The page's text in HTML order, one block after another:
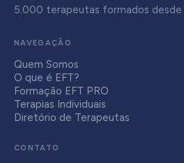
5.000 terapeutas formados desde
NAVEGAÇÃO
Quem Somos
O que é EFT?
Formação EFT PRO
Terapias Individuais
Diretório de Terapeutas
CONTATO